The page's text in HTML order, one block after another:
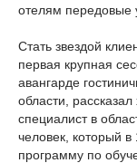
отелям передовые
Стать звездой
первая крупная
авангарде
области,
специалист в
человек, который
программу по